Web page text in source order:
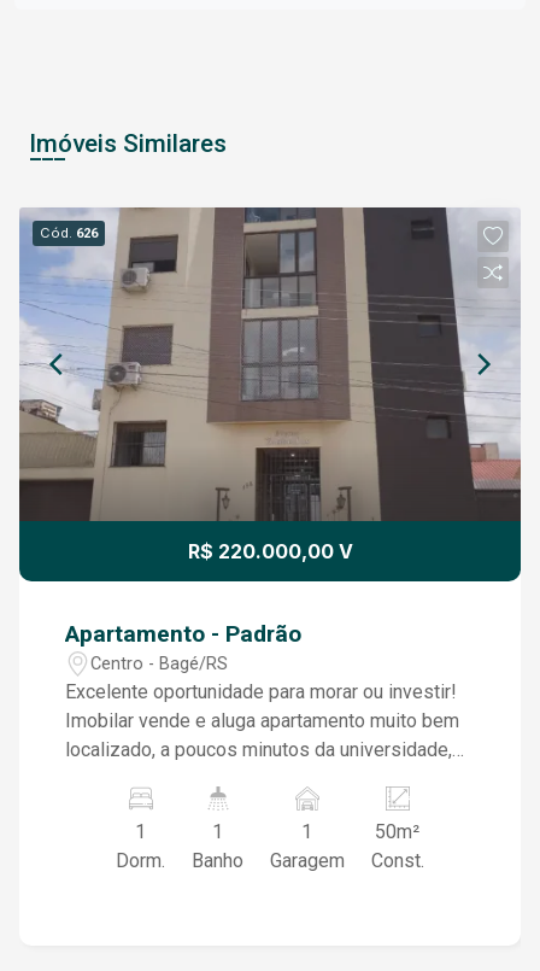
Imóveis Similares
Cód. 626
R$ 220.000,00 V
Apartamento - Padrão
Centro - Bagé/RS
Excelente oportunidade para morar ou investir!
Imobilar vende e aluga apartamento muito bem
localizado, a poucos minutos da universidade,
supermercados, farmácias, posto de gasolina,
restaurantes e serviços essenciais. *Destaques
do imóvel: - Localização privilegiada, ideal para
1
Dorm.
1
Banho
1
Garagem
50m²
Const.